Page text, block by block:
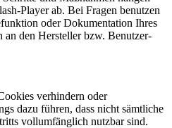
Player ab. Bei Fragen benutzen
oder Dokumentation Ihres
an den Hersteller bzw. Benutzer-
verhindern oder
dazu führen, dass nicht sämtliche
vollumfänglich nutzbar sind.